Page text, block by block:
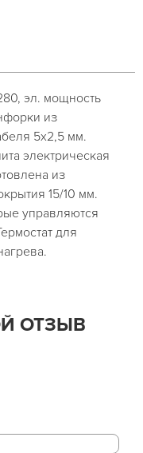
эл. мощность
из
5х2,5 мм.
электрическая
из
15/10 мм.
управляются
для
ОТЗЫВ